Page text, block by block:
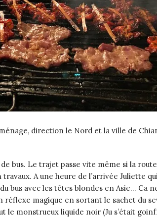
direction le Nord et la ville de
bus. Le trajet passe vite même si la
A une heure de l’arrivée Juliette
bus avec les têtes blondes en Asie… Ca
réflexe magique en sortant le sachet du
le monstrueux liquide noir (Ju s’était